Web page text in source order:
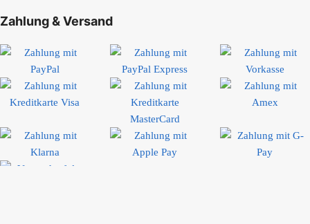
Zahlung & Versand